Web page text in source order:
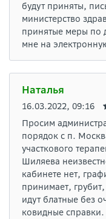
будут приняты,
министерство
принятые меры по
мне на
Наталья
16.03.2022, 09:16
Просим
порядок с п.
участкового
Шиляева
кабинете нет,
принимает,
идут блатные без
ковидные